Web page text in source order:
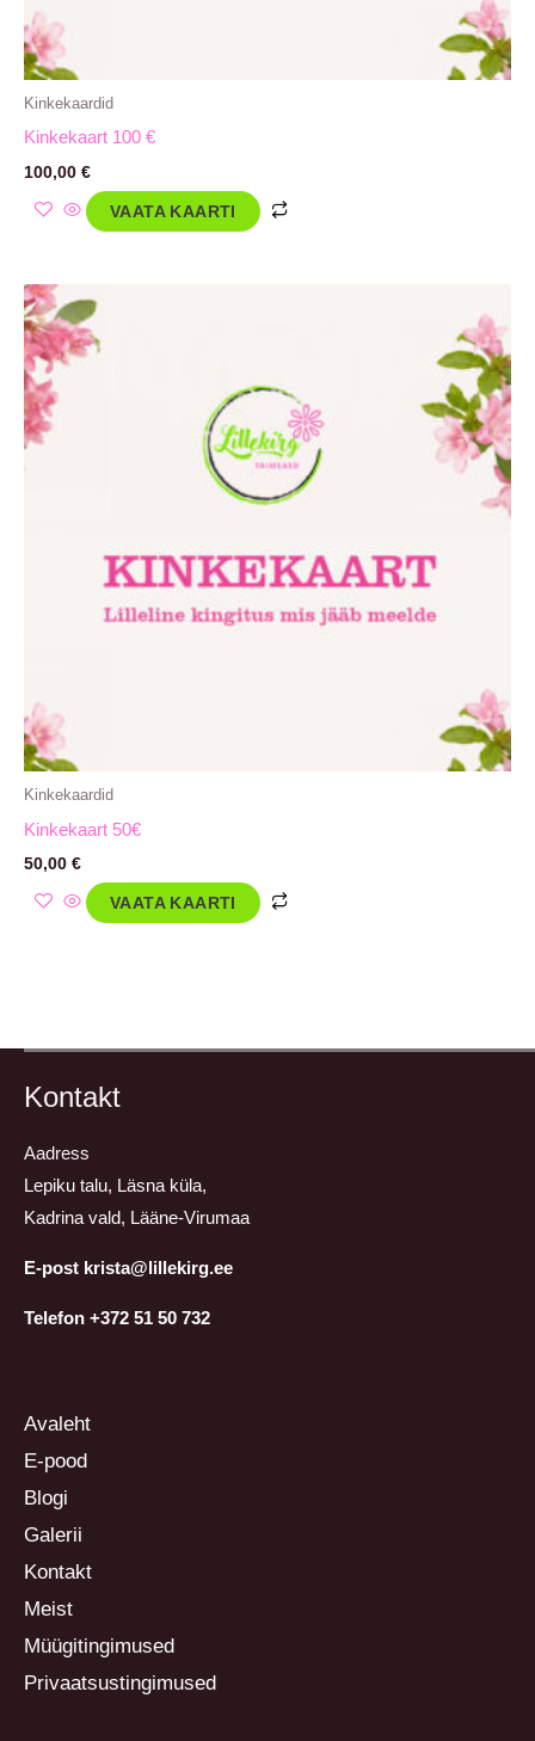
Kinkekaardid
Kinkekaart 100 €
100,00 €
VAATA KAARTI
Kinkekaardid
Kinkekaart 50€
50,00 €
VAATA KAARTI
Kontakt
Aadress
Lepiku talu, Läsna küla,
Kadrina vald, Lääne-Virumaa
E-post krista@lillekirg.ee
Telefon +372 51 50 732
Avaleht
E-pood
Blogi
Galerii
Kontakt
Meist
Müügitingimused
Privaatsustingimused